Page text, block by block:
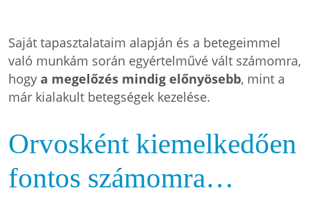
Saját tapasztalataim alapján és a betegeimmel
való munkám során egyértelművé vált számomra,
hogy a megelőzés mindig előnyösebb, mint a
már kialakult betegségek kezelése.
Orvosként kiemelkedően
fontos számomra…